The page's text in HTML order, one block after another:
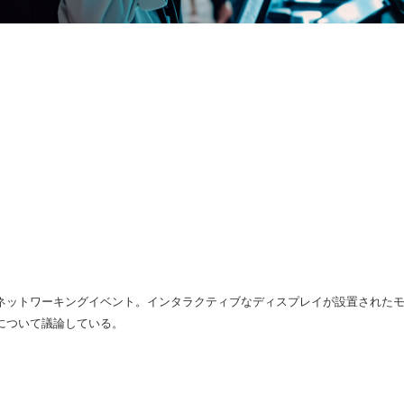
ットワーキングイベント。インタラクティブなディスプレイが設置され
いて議論している。